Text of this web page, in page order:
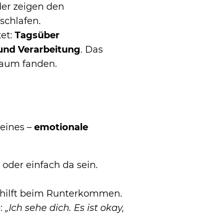
zeigen den
Tagsüber
Verarbeitung. Das
fanden.
– emotionale
einfach da sein.
beim Runterkommen.
„Ich sehe dich. Es ist okay,